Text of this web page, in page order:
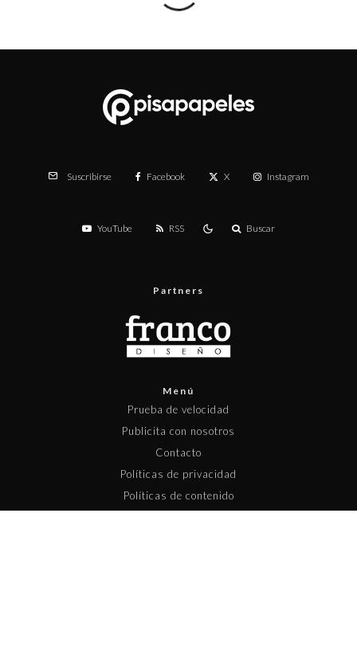
Suscribirse Facebook X Instagram
YouTube RSS Buscar
Partners
Menú
Prueba de velocidad
Publicita con nosotros
Contacto
Políticas de privacidad
Políticas de contenido